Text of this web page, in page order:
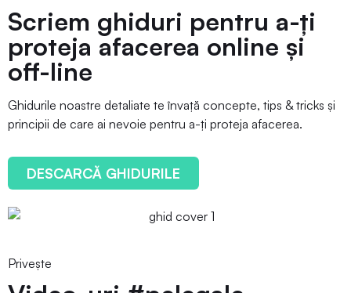
Scriem ghiduri pentru a-ți
proteja afacerea online și
off-line
Ghidurile noastre detaliate te învață concepte, tips & tricks și
principii de care ai nevoie pentru a-ți proteja afacerea.
DESCARCĂ GHIDURILE
Privește